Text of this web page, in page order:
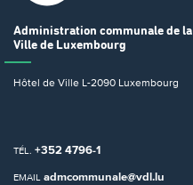
Administration communale de la
Ville de Luxembourg
Hôtel de Ville L-2090 Luxembourg
TÉL. +352 4796-1
EMAIL admcommunale@vdl.lu